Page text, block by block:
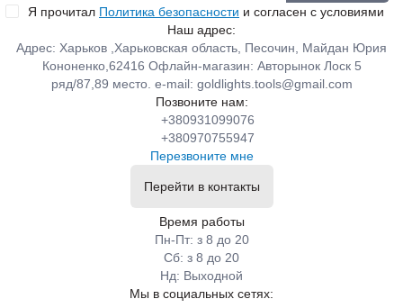
Я прочитал Политика безопасности и согласен с условиями
Наш адрес:
Адрес: Харьков ,Харьковская область, Песочин, Майдан Юрия
Кононенко,62416 Офлайн-магазин: Авторынок Лоск 5
ряд/87,89 место. e-mail: goldlights.tools@gmail.com
Позвоните нам:
+380931099076
+380970755947
Перезвоните мне
Перейти в контакты
Время работы
Пн-Пт: з 8 до 20
Сб: з 8 до 20
Нд: Выходной
Мы в социальных сетях: